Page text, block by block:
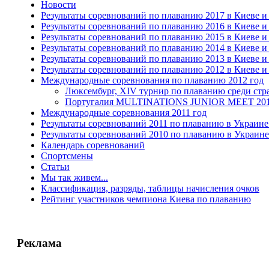
Новости
Результаты соревнований по плаванию 2017 в Киеве
Результаты соревнований по плаванию 2016 в Киеве
Результаты соревнований по плаванию 2015 в Киеве
Результаты соревнований по плаванию 2014 в Киеве
Результаты соревнований по плаванию 2013 в Киеве
Результаты соревнований по плаванию 2012 в Киеве
Международные соревнования по плаванию 2012 год
Люксембург, ХIV турнир по плаванию среди
Португалия MULTINATIONS JUNIOR MEET
Международные соревнования 2011 год
Результаты соревнований 2011 по плаванию в
Результаты соревнований 2010 по плаванию в Украине
Календарь соревнований
Спортсмены
Статьи
Мы так живем...
Классификация, разряды, таблицы начисления очков
Рейтинг участников чемпиона Киева по плаванию
Реклама